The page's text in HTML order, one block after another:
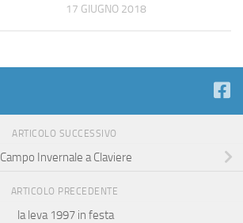
17 GIUGNO 2018
ARTICOLO SUCCESSIVO
Campo Invernale a Claviere
ARTICOLO PRECEDENTE
la leva 1997 in festa